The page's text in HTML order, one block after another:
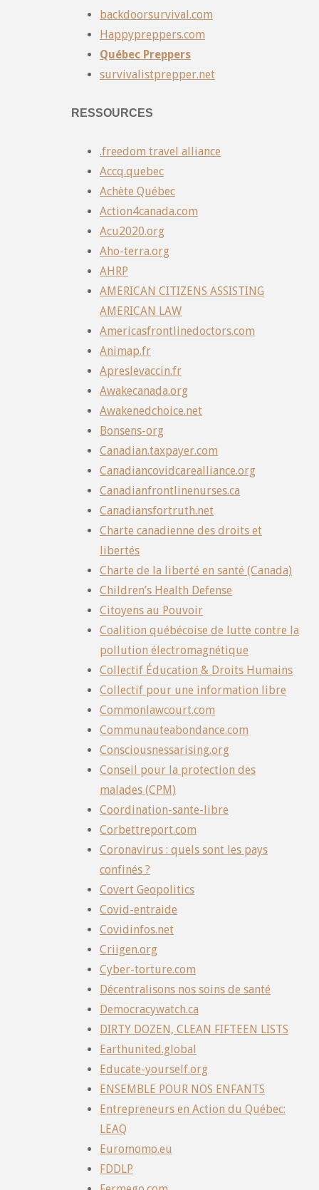
backdoorsurvival.com
Happypreppers.com
Québec Preppers
survivalistprepper.net
RESSOURCES
.freedom travel alliance
Accq.quebec
Achète Québec
Action4canada.com
Acu2020.org
Aho-terra.org
AHRP
AMERICAN CITIZENS ASSISTING
AMERICAN LAW
Americasfrontlinedoctors.com
Animap.fr
Apreslevaccin.fr
Awakecanada.org
Awakenedchoice.net
Bonsens-org
Canadian.taxpayer.com
Canadiancovidcarealliance.org
Canadianfrontlinenurses.ca
Canadiansfortruth.net
Charte canadienne des droits et
libertés
Charte de la liberté en santé (Canada)
Children’s Health Defense
Citoyens au Pouvoir
Coalition québécoise de lutte contre la
pollution électromagnétique
Collectif Éducation & Droits Humains
Collectif pour une information libre
Commonlawcourt.com
Communauteabondance.com
Consciousnessarising.org
Conseil pour la protection des
malades (CPM)
Coordination-sante-libre
Corbettreport.com
Coronavirus : quels sont les pays
confinés ?
Covert Geopolitics
Covid-entraide
Covidinfos.net
Criigen.org
Cyber-torture.com
Décentralisons nos soins de santé
Democracywatch.ca
DIRTY DOZEN, CLEAN FIFTEEN LISTS
Earthunited.global
Educate-yourself.org
ENSEMBLE POUR NOS ENFANTS
Entrepreneurs en Action du Québec:
LEAQ
Euromomo.eu
FDDLP